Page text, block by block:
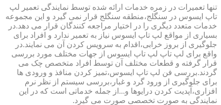
تنها تعمیرات در زمره خدمات ارائه شده توسط نمایندگی تعمیر لپ
تاپ ایسوس در سنگلج،منطقه سنگلج قرار نمی گیرد و این مجموعه
خدمات متعدد دیگری را در اختیار مراجعه کنندگان قرار می دهد.در
بسیاری از مواقع لپ تاپ ایسوس نیاز به تعمیر ندارد و افراد برای
جلوگیری از بروز خرابی،اقدام به سرویس کردن آن می نمایند.در
واقع برای لپ تاپ لپ تاپ ایسوس از جهات مختلف مورد بررسی
قرار گرفته و قطعات مختلف آن توسط افراد متخصص چک می
گردند.بررسی فن لپ تاپ ایسوس،تمیز کردن منافذ و ورودی ها
برای جلوگیری از ورود گرد و غبار،بررسی سیستم از نظر نرم
افزاری،آپدیت کردن درایوها و...از جمله خدماتی است که در این
نمایندگی به صورت تخصصی صورت می گیرد.